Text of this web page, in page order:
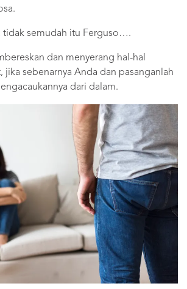
tidak semudah itu Ferguso….
dan menyerang hal-hal
jika sebenarnya Anda dan pasanganlah
dari dalam.